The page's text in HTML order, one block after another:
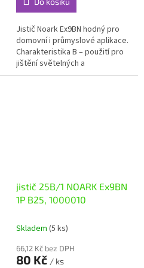
Jistič Noark Ex9BN hodný pro
domovní i průmyslové aplikace.
Charakteristika B – použití pro
jištění světelných a
zásuvkových obvodů s nízkými
jistič 25B/1 NOARK Ex9BN
1P B25, 1000010
Skladem (5 ks)
66,12 Kč bez DPH
80 Kč / ks